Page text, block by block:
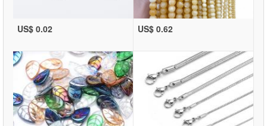
US$ 0.02 US$ 0.62